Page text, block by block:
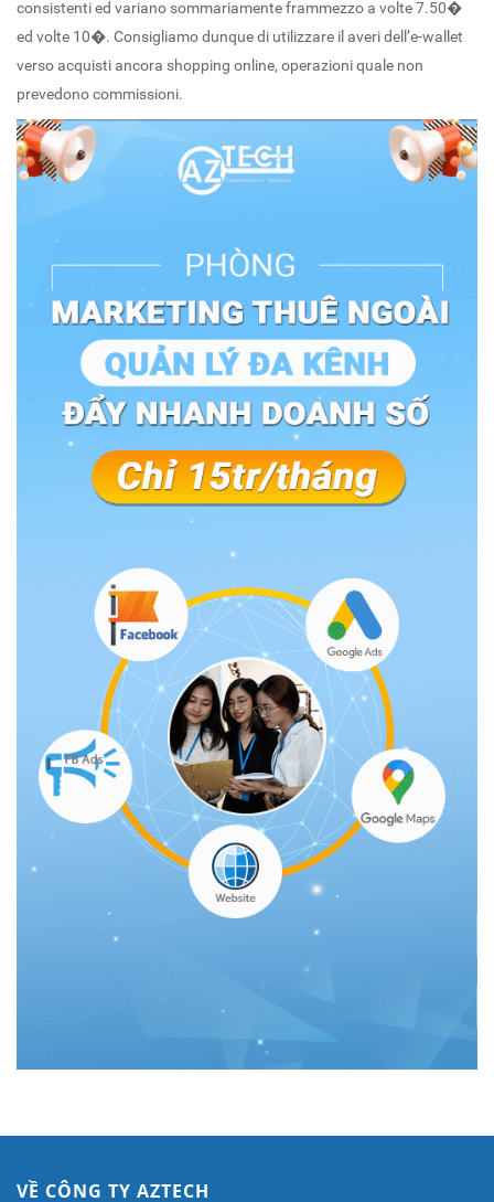
consistenti ed variano sommariamente frammezzo a volte 7.50�
ed volte 10�. Consigliamo dunque di utilizzare il averi dell’e-wallet
verso acquisti ancora shopping online, operazioni quale non
prevedono commissioni.
VỀ CÔNG TY AZTECH